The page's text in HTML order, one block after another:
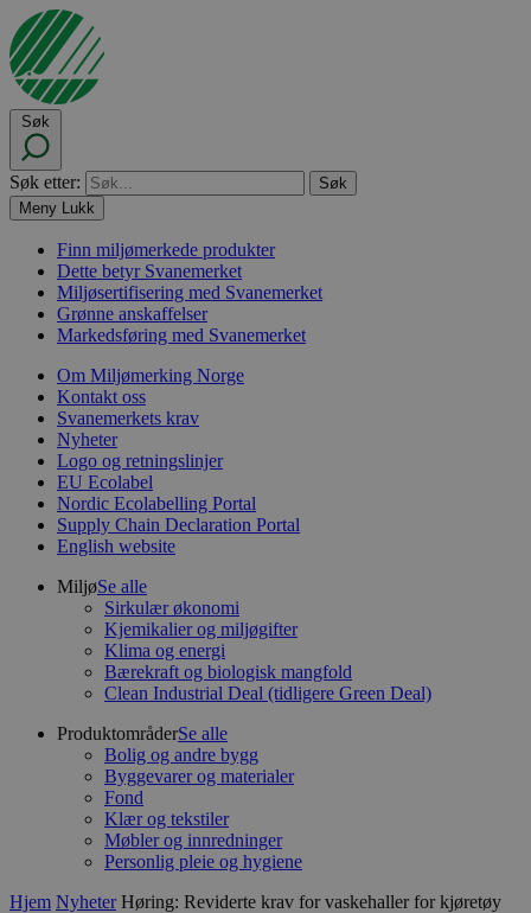
Søk
Søk etter:
Meny Lukk
Finn miljømerkede produkter
Dette betyr Svanemerket
Miljøsertifisering med Svanemerket
Grønne anskaffelser
Markedsføring med Svanemerket
Om Miljømerking Norge
Kontakt oss
Svanemerkets krav
Nyheter
Logo og retningslinjer
EU Ecolabel
Nordic Ecolabelling Portal
Supply Chain Declaration Portal
English website
MiljøSe alle
Sirkulær økonomi
Kjemikalier og miljøgifter
Klima og energi
Bærekraft og biologisk mangfold
Clean Industrial Deal (tidligere Green Deal)
ProduktområderSe alle
Bolig og andre bygg
Byggevarer og materialer
Fond
Klær og tekstiler
Møbler og innredninger
Personlig pleie og hygiene
Hjem Nyheter Høring: Reviderte krav for vaskehaller for kjøretøy